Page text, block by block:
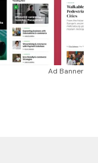
Ad Banner